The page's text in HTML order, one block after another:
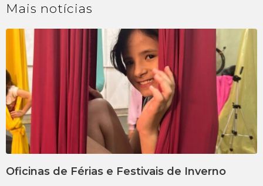
Mais notícias
Oficinas de Férias e Festivais de Inverno